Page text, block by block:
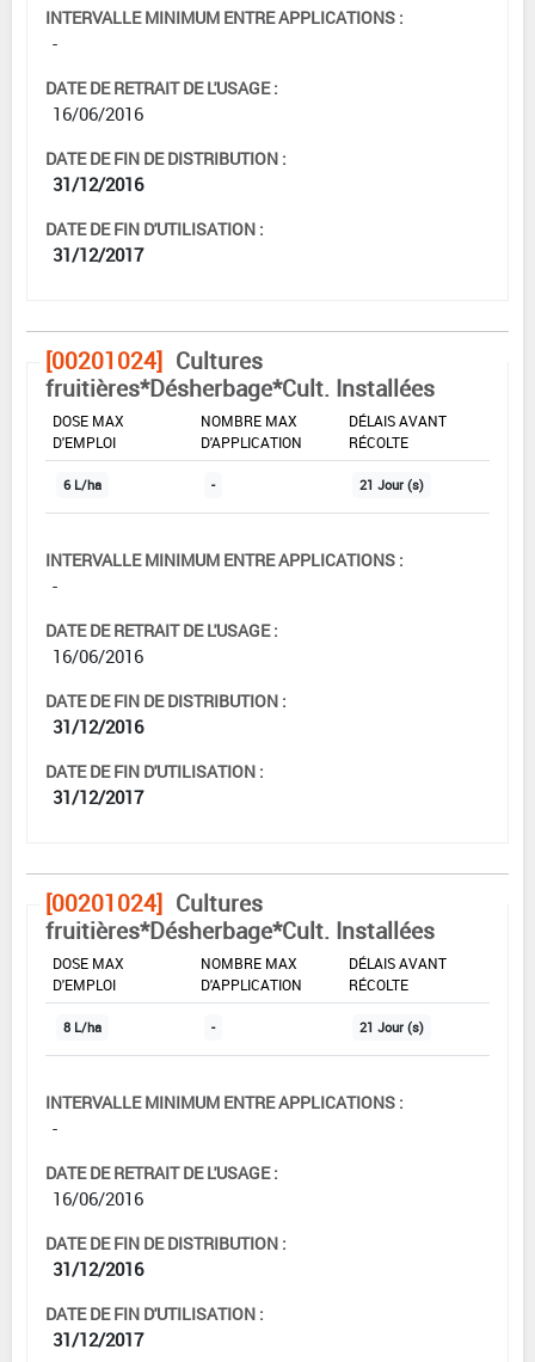
INTERVALLE MINIMUM ENTRE APPLICATIONS :
-
DATE DE RETRAIT DE L'USAGE :
16/06/2016
DATE DE FIN DE DISTRIBUTION :
31/12/2016
DATE DE FIN D'UTILISATION :
31/12/2017
[00201024] Cultures
fruitières*Désherbage*Cult. Installées
DOSE MAX
D'EMPLOI
NOMBRE MAX
D'APPLICATION
DÉLAIS AVANT
RÉCOLTE
6 L/ha - 21 Jour (s)
INTERVALLE MINIMUM ENTRE APPLICATIONS :
-
DATE DE RETRAIT DE L'USAGE :
16/06/2016
DATE DE FIN DE DISTRIBUTION :
31/12/2016
DATE DE FIN D'UTILISATION :
31/12/2017
[00201024] Cultures
fruitières*Désherbage*Cult. Installées
DOSE MAX
D'EMPLOI
NOMBRE MAX
D'APPLICATION
DÉLAIS AVANT
RÉCOLTE
8 L/ha - 21 Jour (s)
INTERVALLE MINIMUM ENTRE APPLICATIONS :
-
DATE DE RETRAIT DE L'USAGE :
16/06/2016
DATE DE FIN DE DISTRIBUTION :
31/12/2016
DATE DE FIN D'UTILISATION :
31/12/2017